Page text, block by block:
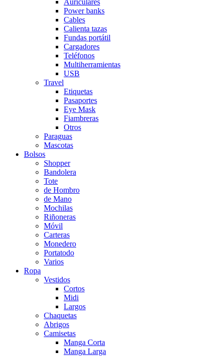
Power banks
Cables
Calienta tazas
Fundas portátil
Cargadores
Teléfonos
Multiherramientas
USB
Travel
Etiquetas
Pasaportes
Eye Mask
Fiambreras
Otros
Paraguas
Mascotas
Bolsos
Shopper
Bandolera
Tote
de Hombro
de Mano
Mochilas
Riñoneras
Móvil
Carteras
Monedero
Portatodo
Varios
Ropa
Vestidos
Cortos
Midi
Largos
Chaquetas
Abrigos
Camisetas
Manga Corta
Manga Larga